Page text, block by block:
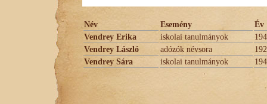
Név Esemény
Év
Vendrey Erika
iskolai tanulmányok
Vendrey László
adózók névsora
Vendrey Sára
iskolai tanulmányok